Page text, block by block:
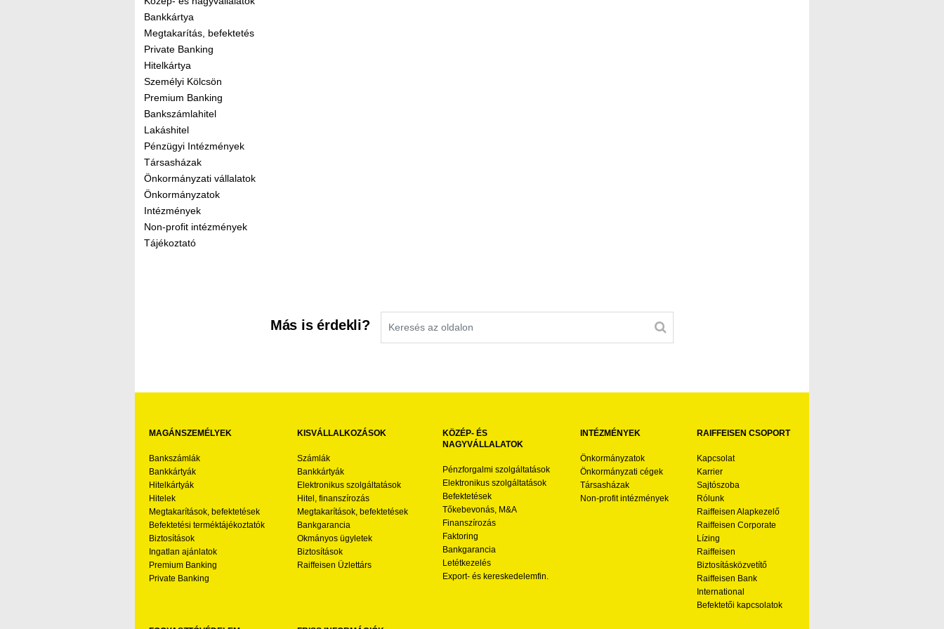
Bankkártya
Megtakarítás, befektetés
Private Banking
Hitelkártya
Személyi Kölcsön
Premium Banking
Bankszámlahitel
Lakáshitel
Pénzügyi Intézmények
Társasházak
Önkormányzati vállalatok
Önkormányzatok
Intézmények
Non-profit intézmények
Tájékoztató
Más is érdekli?
MAGÁNSZEMÉLYEK
Bankszámlák
Bankkártyák
Hitelkártyák
Hitelek
Megtakarítások, befektetések
Befektetési terméktájékoztatók
Biztosítások
Ingatlan ajánlatok
Premium Banking
Private Banking
KISVÁLLALKOZÁSOK
Számlák
Bankkártyák
Elektronikus szolgáltatások
Hitel, finanszírozás
Megtakarítások, befektetések
Bankgarancia
Okmányos ügyletek
Biztosítások
Raiffeisen Üzlettárs
KÖZÉP- ÉS
NAGYVÁLLALATOK
Pénzforgalmi szolgáltatások
Elektronikus szolgáltatások
Befektetések
Tőkebevonás, M&A
Finanszírozás
Faktoring
Bankgarancia
Letétkezelés
Export- és kereskedelemfin.
INTÉZMÉNYEK
Önkormányzatok
Önkormányzati cégek
Társasházak
Non-profit intézmények
RAIFFEISEN CSOPORT
Kapcsolat
Karrier
Sajtószoba
Rólunk
Raiffeisen Alapkezelő
Raiffeisen Corporate
Lízing
Raiffeisen
Biztosításközvetítő
Raiffeisen Bank
International
Befektetői kapcsolatok